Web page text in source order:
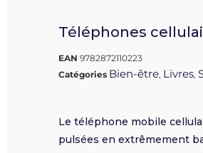
Téléphones
EAN9782872110223
Catégories Bien-être, Livres,
Le téléphone mobile
pulsées en extrêmement